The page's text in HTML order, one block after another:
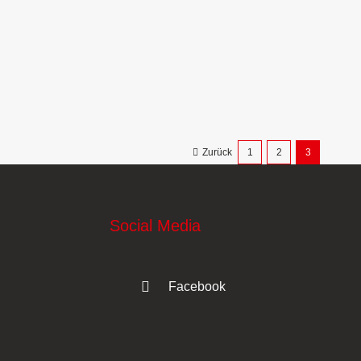
Zurück 1 2 3
Social Media
Facebook